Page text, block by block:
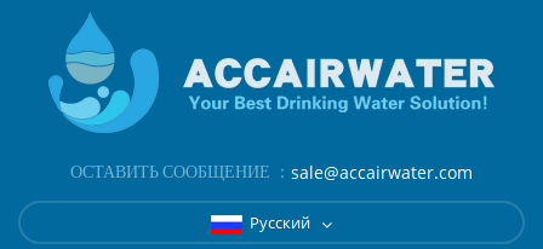
ОСТАВИТЬ СООБЩЕНИЕ ： sale@accairwater.com
Русский